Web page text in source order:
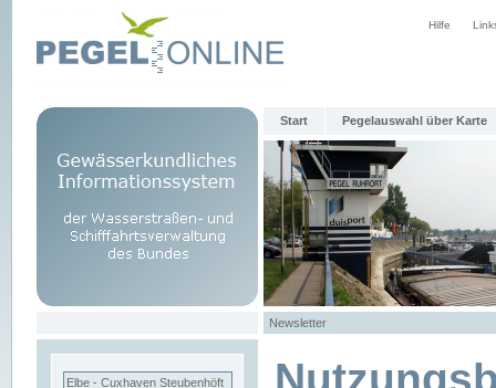
Hilfe
Start Pegelauswahl über Karte
Newsletter
Elbe - Cuxhaven Steubenhöft